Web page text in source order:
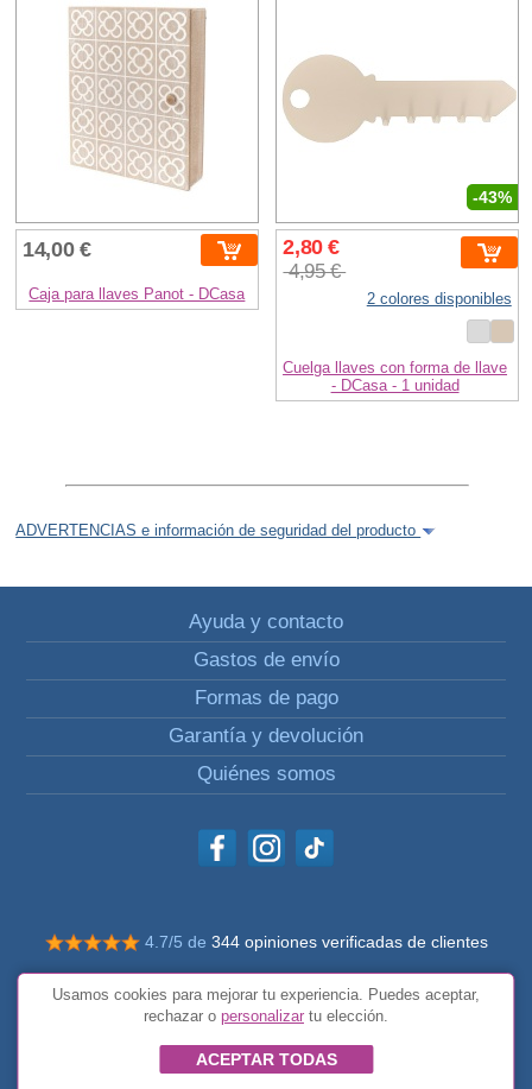
14,00 €
Caja para llaves Panot - DCasa
-43%
2,80 €
4,95 €
2 colores disponibles
Cuelga llaves con forma de llave
- DCasa - 1 unidad
ADVERTENCIAS e información de seguridad del producto
Ayuda y contacto
Gastos de envío
Formas de pago
Garantía y devolución
Quiénes somos
4.7/5 de 344 opiniones verificadas de clientes
© Todos los derechos reservados Impulsivos
Condiciones generales
Usamos cookies para mejorar tu experiencia. Puedes aceptar,
rechazar o personalizar tu elección.
ACEPTAR TODAS